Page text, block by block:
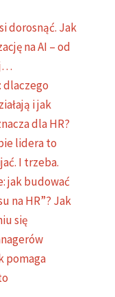
dorosnąć. Jak
na AI – od
dlaczego
i jak
dla HR?
lidera to
I trzeba.
jak budować
na HR”? Jak
się
pomaga